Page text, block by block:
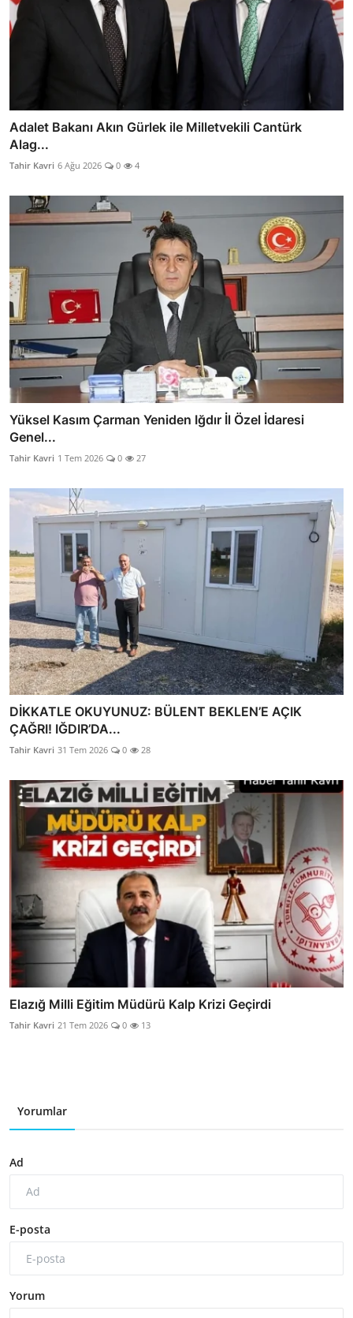
Adalet Bakanı Akın Gürlek ile Milletvekili Cantürk
Alag...
Tahir Kavri 6 Ağu 2026 0 4
Yüksel Kasım Çarman Yeniden Iğdır İl Özel İdaresi
Genel...
Tahir Kavri 1 Tem 2026 0 27
DİKKATLE OKUYUNUZ: BÜLENT BEKLEN’E AÇIK
ÇAĞRI! IĞDIR’DA...
Tahir Kavri 31 Tem 2026 0 28
Elazığ Milli Eğitim Müdürü Kalp Krizi Geçirdi
Tahir Kavri 21 Tem 2026 0 13
Yorumlar
Ad
E-posta
Yorum